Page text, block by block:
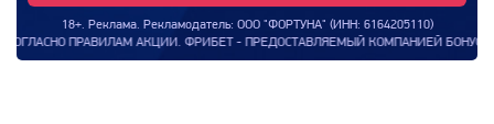
18+. Реклама. Рекламодатель: ООО "ФОРТУНА" (ИНН: 6164205110)
ПРАВИЛАМ АКЦИИ. ФРИБЕТ - ПРЕДОСТАВЛЯЕМЫЙ КОМПАНИЕЙ БОНУС,